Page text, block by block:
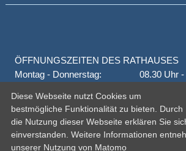
ÖFFNUNGSZEITEN DES RATHAUSES
Montag - Donnerstag:
08.30 Uhr
14.00 Uhr
jeden 1. und 3. Montag
16.00 Uhr
Freitag
geschlossen
oder nach Vereinbarung
Diese Webseite nutzt Cookies um
bestmögliche Funktionalität zu bieten. Durch
die Nutzung dieser Webseite erklären Sie
einverstanden. Weitere Informationen
unserer Nutzung von Matomo